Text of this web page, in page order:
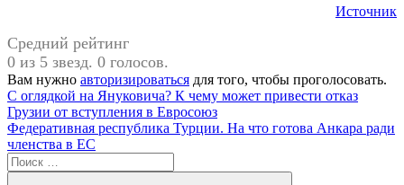
Источник
Средний рейтинг
0 из 5 звезд. 0 голосов.
Вам нужно авторизироваться для того, чтобы проголосовать.
#Лазерная
эпиляция
Навигация
по
записям
Предыдущая
запись:
С оглядкой на Януковича? К чему может привести отказ
Грузии от вступления в Евросоюз
Следующая
запись:
Федеративная республика Турции. На что готова Анкара ради
членства в ЕС
Поиск
для: